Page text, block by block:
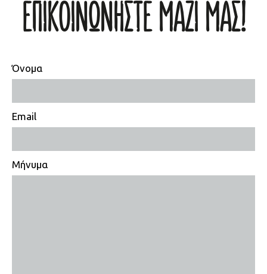
ΕΠΙΚΟΙΝΩΝΗΣΤΕ ΜΑΖΙ ΜΑΣ!
Όνομα
Email
Μήνυμα